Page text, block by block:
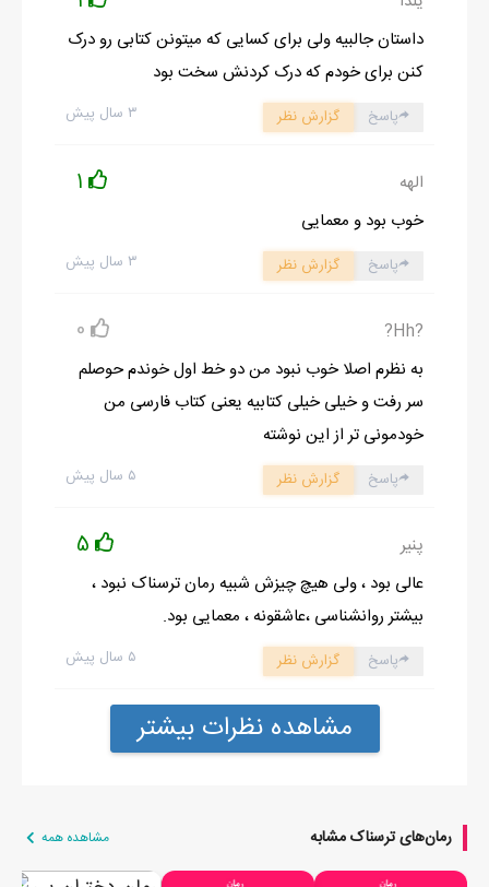
- اگر واقعا خودش می بود ترسید نداشتم .
- پس تو به من شک داری .
داستان جالبیه ولی برای کسایی که میتونن کتابی رو درک
کنن برای خودم که درک کردنش سخت بود
۳ سال پیش پاسخ گزارش نظر
الهه 1
خوب بود و معمایی
۳ سال پیش پاسخ گزارش نظر
?Hh?️
0
به نظرم اصلا خوب نبود من دو خط اول خوندم حوصلم
سر رفت و خیلی خیلی کتابیه یعنی کتاب فارسی من
خودمونی تر از این نوشته
۵ سال پیش پاسخ گزارش نظر
پنیر 5
عالی بود ، ولی هیچ چیزش شبیه رمان ترسناک نبود ،
بیشتر روانشناسی ،عاشقونه ، معمایی بود.
۵ سال پیش پاسخ گزارش نظر
مشاهده نظرات بیشتر
رمان‌های ترسناک مشابه مشاهده همه